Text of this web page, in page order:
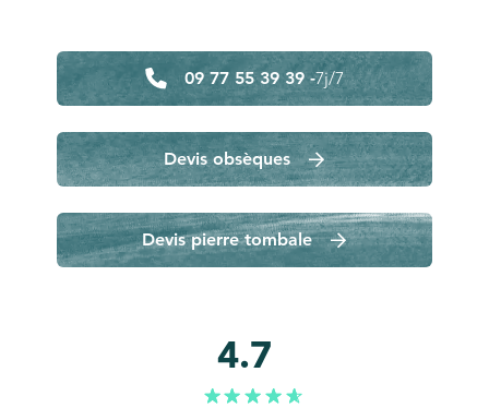
09 77 55 39 39 -7j/7
Devis obsèques
Devis pierre tombale
4.7